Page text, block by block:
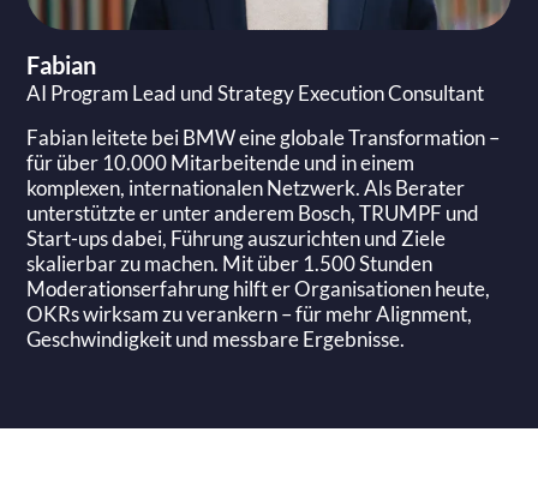
Fabian
AI Program Lead und Strategy Execution Consultant
Fabian leitete bei BMW eine globale Transformation –
für über 10.000 Mitarbeitende und in einem
komplexen, internationalen Netzwerk. Als Berater
unterstützte er unter anderem Bosch, TRUMPF und
Start-ups dabei, Führung auszurichten und Ziele
skalierbar zu machen. Mit über 1.500 Stunden
Moderationserfahrung hilft er Organisationen heute,
OKRs wirksam zu verankern – für mehr Alignment,
Geschwindigkeit und messbare Ergebnisse.